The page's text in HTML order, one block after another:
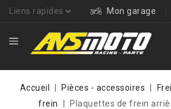
Liens rapides Mon garage
Accueil Pièces - accessoires
frein
Plaquettes de frein